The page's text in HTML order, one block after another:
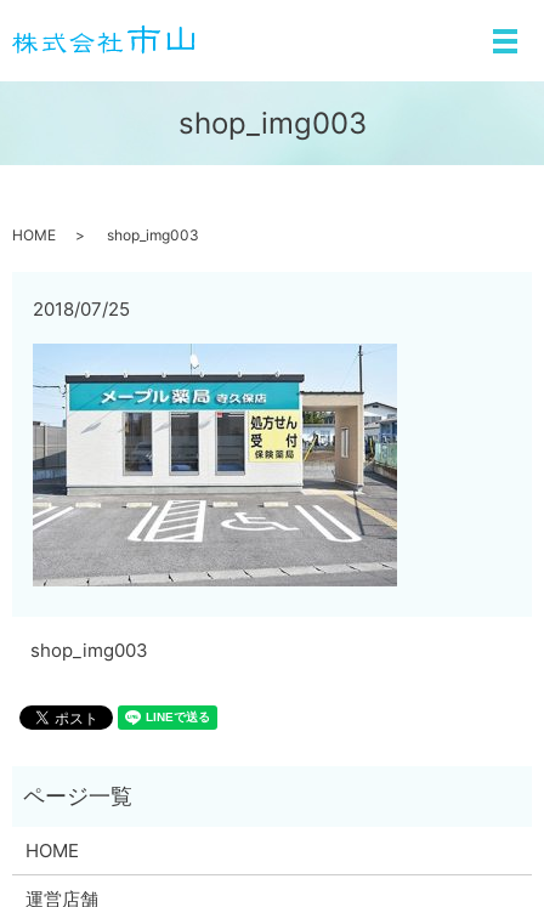
メ
shop_img003
HOME shop_img003
2018/07/25
shop_img003
HOME
運営店舗